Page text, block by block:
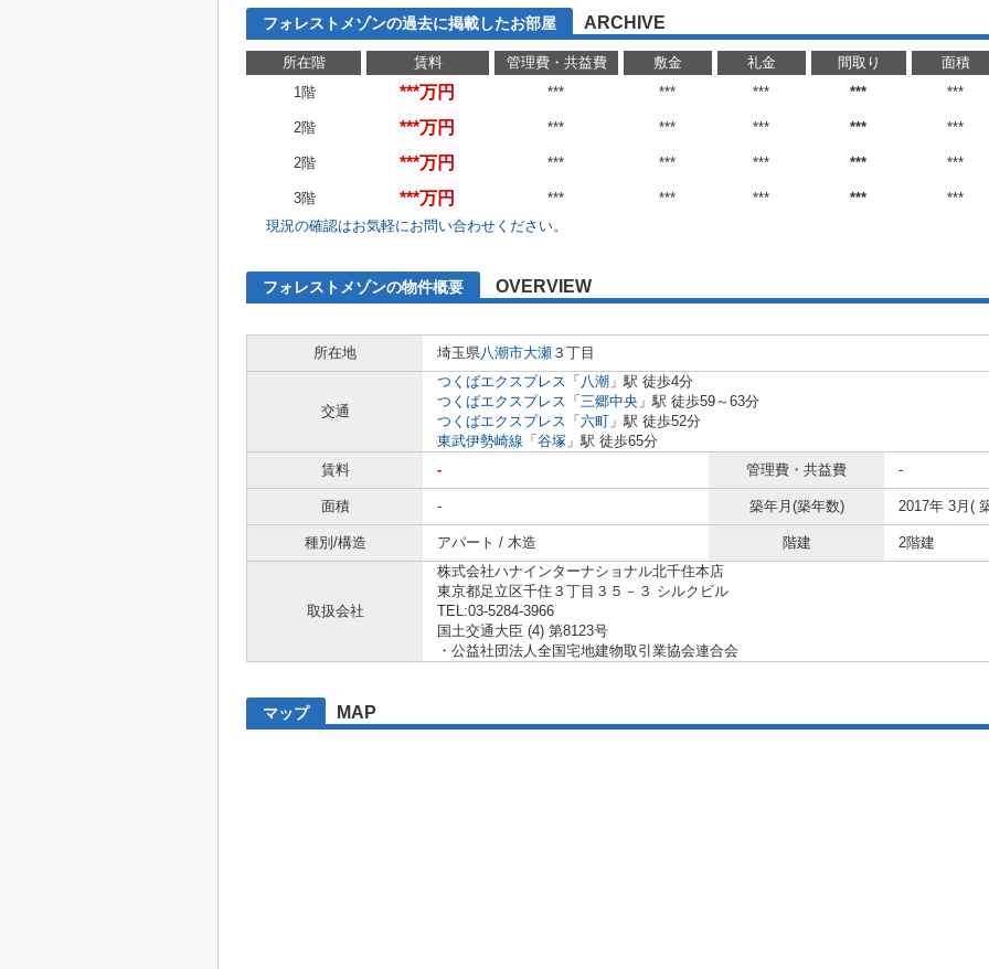
フォレストメゾンの過去に掲載したお部屋 ARCHIVE
所在階 賃料 管理費・共益費 敷金 礼金 間取り 面積
1階
***万円 *** *** *** *** ***
2階 ***万円 *** *** *** *** ***
2階 ***万円 *** *** *** *** ***
3階 ***万円 *** *** *** *** ***
現況の確認はお気軽にお問い合わせください。
フォレストメゾンの物件概要 OVERVIEW
所在地
埼玉県八潮市大瀬 ３丁目
交通
つくばエクスプレス 「 八潮 」駅 徒歩4分
つくばエクスプレス 「 三郷中央 」駅 徒歩59～63分
つくばエクスプレス 「 六町 」駅 徒歩52分
東武伊勢崎線 「 谷塚 」駅 徒歩65分
賃料
- 管理費・共益費 -
面積 - 築年月(築年数) 2017年 3月(
種別/構造 アパート / 木造 階建 2階建
取扱会社
株式会社ハナインターナショナル北千住本店
東京都足立区千住３丁目３５－３ シルクビル
TEL:03-5284-3966
国土交通大臣 (4) 第8123号
・公益社団法人全国宅地建物取引業協会連合会
マップ MAP